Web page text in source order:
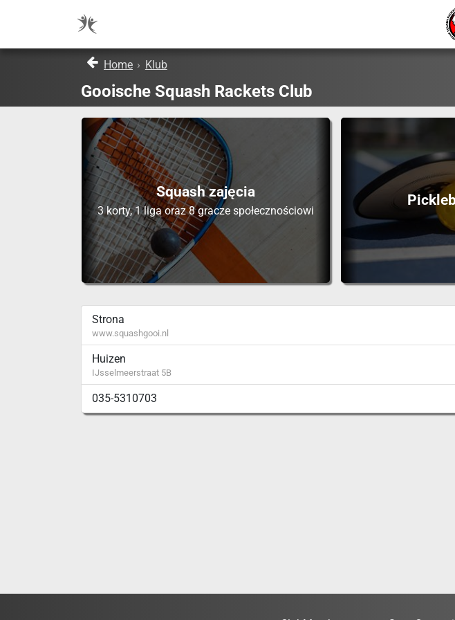
Home › Klub
Gooische Squash Rackets Club
Squash zajęcia
3 korty, 1 liga oraz 8 gracze społecznościowi
Strona
www.squashgooi.nl
Huizen
IJsselmeerstraat 5B
035-5310703